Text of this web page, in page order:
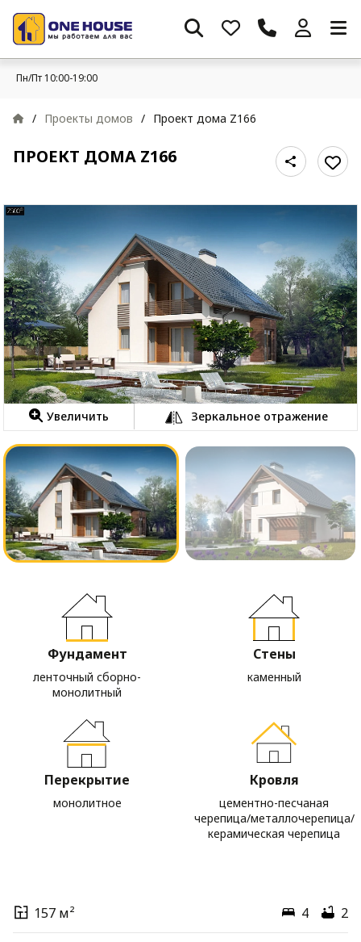
Пн/Пт 10:00-19:00
/ Проекты домов / Проект дома Z166
ПРОЕКТ ДОМА Z166
Увеличить Зеркальное отражение
Фундамент
ленточный сборно-
монолитный
Стены
каменный
Перекрытие
монолитное
Кровля
цементно-песчаная
черепица/металлочерепица/
керамическая черепица
157 м² 4 2